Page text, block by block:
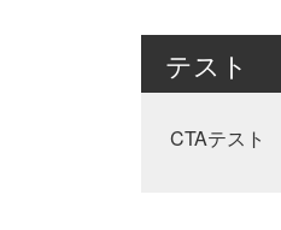
テスト
CTAテスト